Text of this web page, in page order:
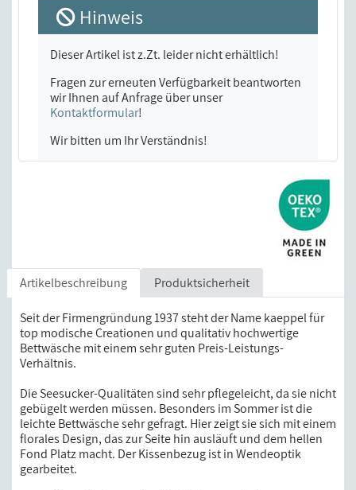
Hinweis
Dieser Artikel ist z.Zt. leider nicht erhältlich!
Fragen zur erneuten Verfügbarkeit beantworten
wir Ihnen auf Anfrage über unser
Kontaktformular!
Wir bitten um Ihr Verständnis!
Artikelbeschreibung Produktsicherheit
Seit der Firmengründung 1937 steht der Name kaeppel für
top modische Creationen und qualitativ hochwertige
Bettwäsche mit einem sehr guten Preis-Leistungs-
Verhältnis.
Die Seesucker-Qualitäten sind sehr pflegeleicht, da sie nicht
gebügelt werden müssen. Besonders im Sommer ist die
leichte Bettwäsche sehr gefragt. Hier zeigt sie sich mit einem
florales Design, das zur Seite hin ausläuft und dem hellen
Fond Platz macht. Der Kissenbezug ist in Wendeoptik
gearbeitet.